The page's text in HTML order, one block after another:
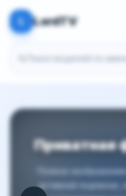
L LordTV
Приватная
Полное
активной